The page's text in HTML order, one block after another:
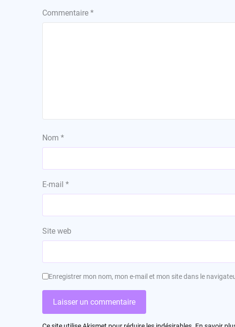
Commentaire *
Nom *
E-mail *
Site web
Enregistrer mon nom, mon e-mail et mon site dans le